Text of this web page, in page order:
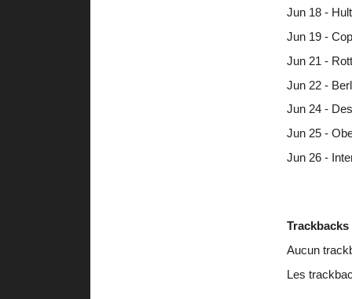
Jun 18 -
Jun 19 -
Jun 21 -
Jun 22 -
Jun 24 -
Jun 25 -
Jun 26 -
Trackbacks
Aucun
Les